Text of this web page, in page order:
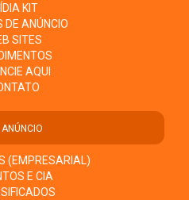
KIT
DE ANÚNCIO
SITES
AQUI
ANÚNCIO
(EMPRESARIAL)
E CIA